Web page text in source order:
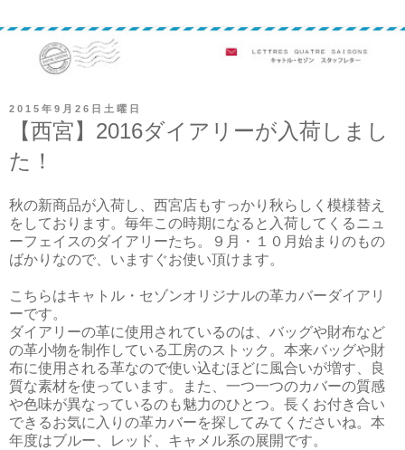
2015年9月26日土曜日
【西宮】2016ダイアリーが入荷しまし
た！
秋の新商品が入荷し、西宮店もすっかり秋らしく模様替え
をしております。毎年この時期になると入荷してくるニュ
ーフェイスのダイアリーたち。９月・１０月始まりのもの
ばかりなので、いますぐお使い頂けます。
こちらはキャトル・セゾンオリジナルの革カバーダイアリ
ーです。
ダイアリーの革に使用されているのは、バッグや財布など
の革小物を制作している工房のストック。本来バッグや財
布に使用される革なので使い込むほどに風合いが増す、良
質な素材を使っています。また、一つ一つのカバーの質感
や色味が異なっているのも魅力のひとつ。長くお付き合い
できるお気に入りの革カバーを探してみてくださいね。本
年度はブルー、レッド、キャメル系の展開です。